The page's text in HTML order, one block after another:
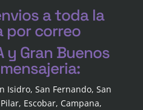
a toda la
por correo
y Gran Buenos
Isidro, San Fernando, San
Escobar, Campana,